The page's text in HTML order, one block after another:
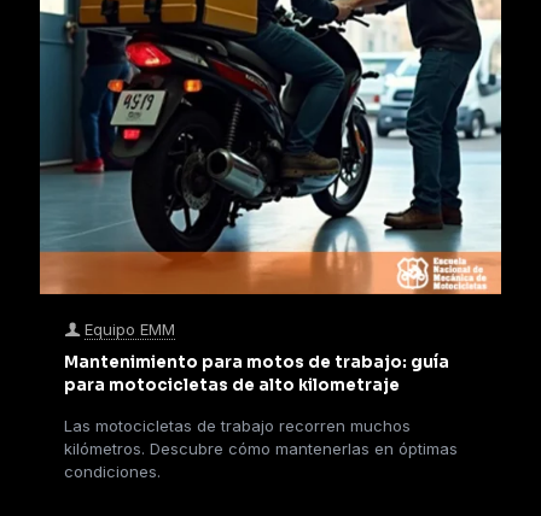
Equipo EMM
Mantenimiento para motos de trabajo: guía
para motocicletas de alto kilometraje
Las motocicletas de trabajo recorren muchos
kilómetros. Descubre cómo mantenerlas en óptimas
condiciones.